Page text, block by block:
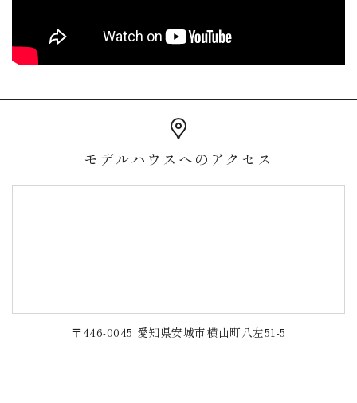
モデルハウスへのアクセス
〒446-0045 愛知県安城市横山町八左51-5